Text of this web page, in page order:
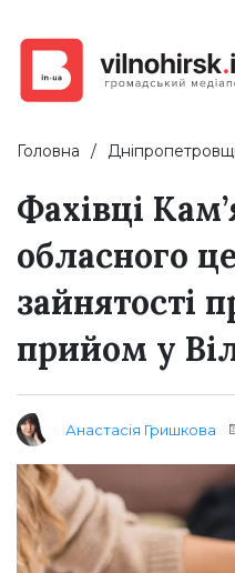
Головна
Фахівці
обласного
зайнятості
прийом у
Анастасія Гришкова